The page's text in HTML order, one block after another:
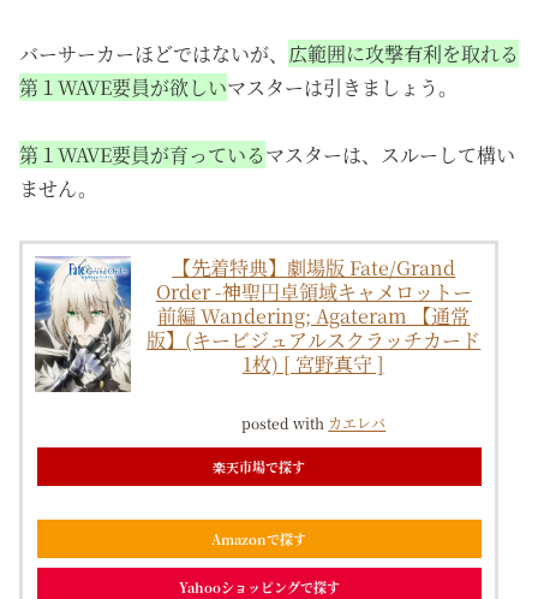
バーサーカーほどではないが、 広範囲に攻撃有利を取れる
第１WAVE要員が欲しいマスターは引きましょう。
第１WAVE要員が育っているマスターは、スルーして構い
ません。
【先着特典】劇場版 Fate/Grand
Order -神聖円卓領域キャメロットー
前編 Wandering; Agateram 【通常
版】(キービジュアルスクラッチカード
1枚) [ 宮野真守 ]
posted with カエレバ
楽天市場で探す
Amazonで探す
Yahooショッピングで探す